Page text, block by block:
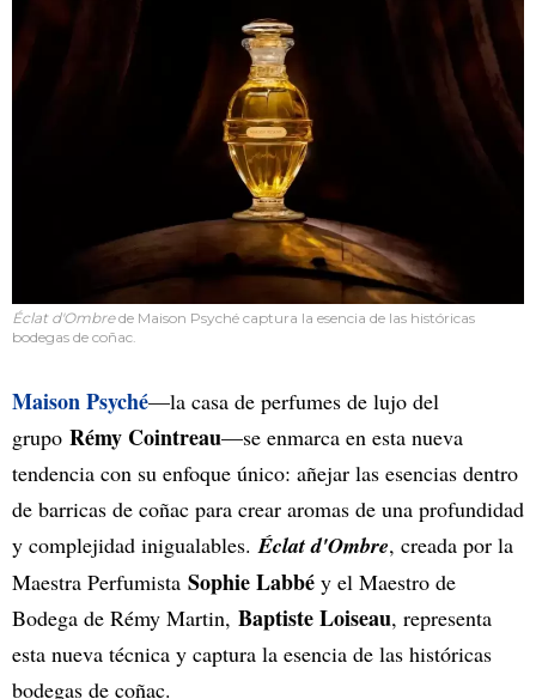
Éclat d'Ombrede Maison Psyché captura la esencia de las históricas
bodegas de coñac.
Maison Psyché—la casa de perfumes de lujo del
grupo Rémy Cointreau—se enmarca en esta nueva
tendencia con su enfoque único: añejar las esencias dentro
de barricas de coñac para crear aromas de una profundidad
y complejidad inigualables.Éclat d'Ombre, creada por la
Maestra Perfumista Sophie Labbé y el Maestro de
Bodega de Rémy Martin, Baptiste Loiseau, representa
esta nueva técnica y captura la esencia de las históricas
bodegas de coñac.